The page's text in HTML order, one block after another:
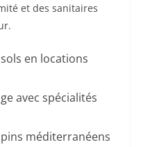
et des sanitaires
en locations
avec spécialités
méditerranéens